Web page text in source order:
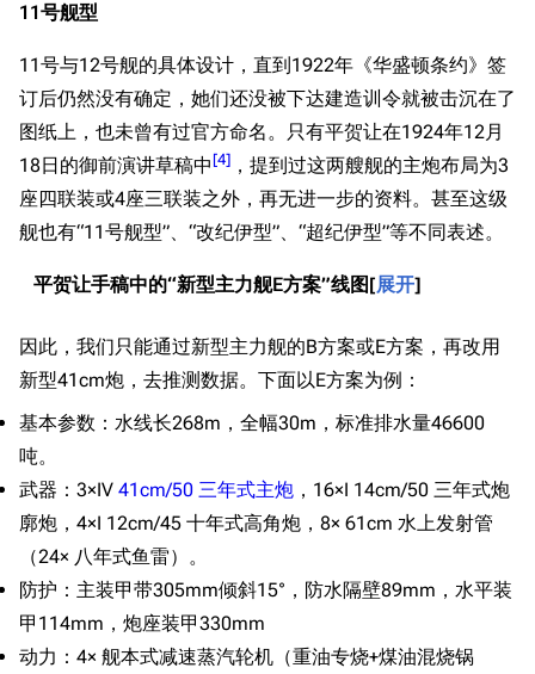
11号舰型
11号与12号舰的具体设计，直到1922年《华盛顿条约》签
订后仍然没有确定，她们还没被下达建造训令就被击沉在了
图纸上，也未曾有过官方命名。只有平贺让在1924年12月
18日的御前演讲草稿中 [4] ，提到过这两艘舰的主炮布局为3
座四联装或4座三联装之外，再无进一步的资料。甚至这级
舰也有“11号舰型”、“改纪伊型”、“超纪伊型”等不同表述。
展开
平贺让手稿中的“新型主力舰E方案”线图
因此，我们只能通过新型主力舰的B方案或E方案，再改用
新型41cm炮，去推测数据。下面以E方案为例：
基本参数：水线长268m，全幅30m，标准排水量46600
吨。
武器：3×IV 41cm/50 三年式主炮 ，16×I 14cm/50 三年式炮
廓炮，4×I 12cm/45 十年式高角炮，8× 61cm 水上发射管
（24× 八年式鱼雷）。
防护：主装甲带305mm倾斜15°，防水隔壁89mm，水平装
甲114mm，炮座装甲330mm
动力：4× 舰本式减速蒸汽轮机（重油专烧+煤油混烧锅